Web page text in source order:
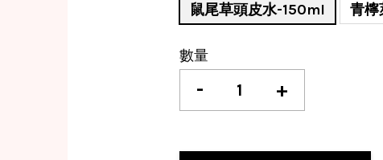
鼠尾草頭皮水-150ml
青
數量
- +